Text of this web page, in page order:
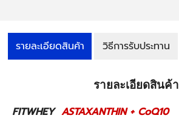
รายละเอียดสินค้า วิธีการรับประทาน
รายละเอียดสินค้า
FITWHEY ASTAXANTHIN + CoQ10